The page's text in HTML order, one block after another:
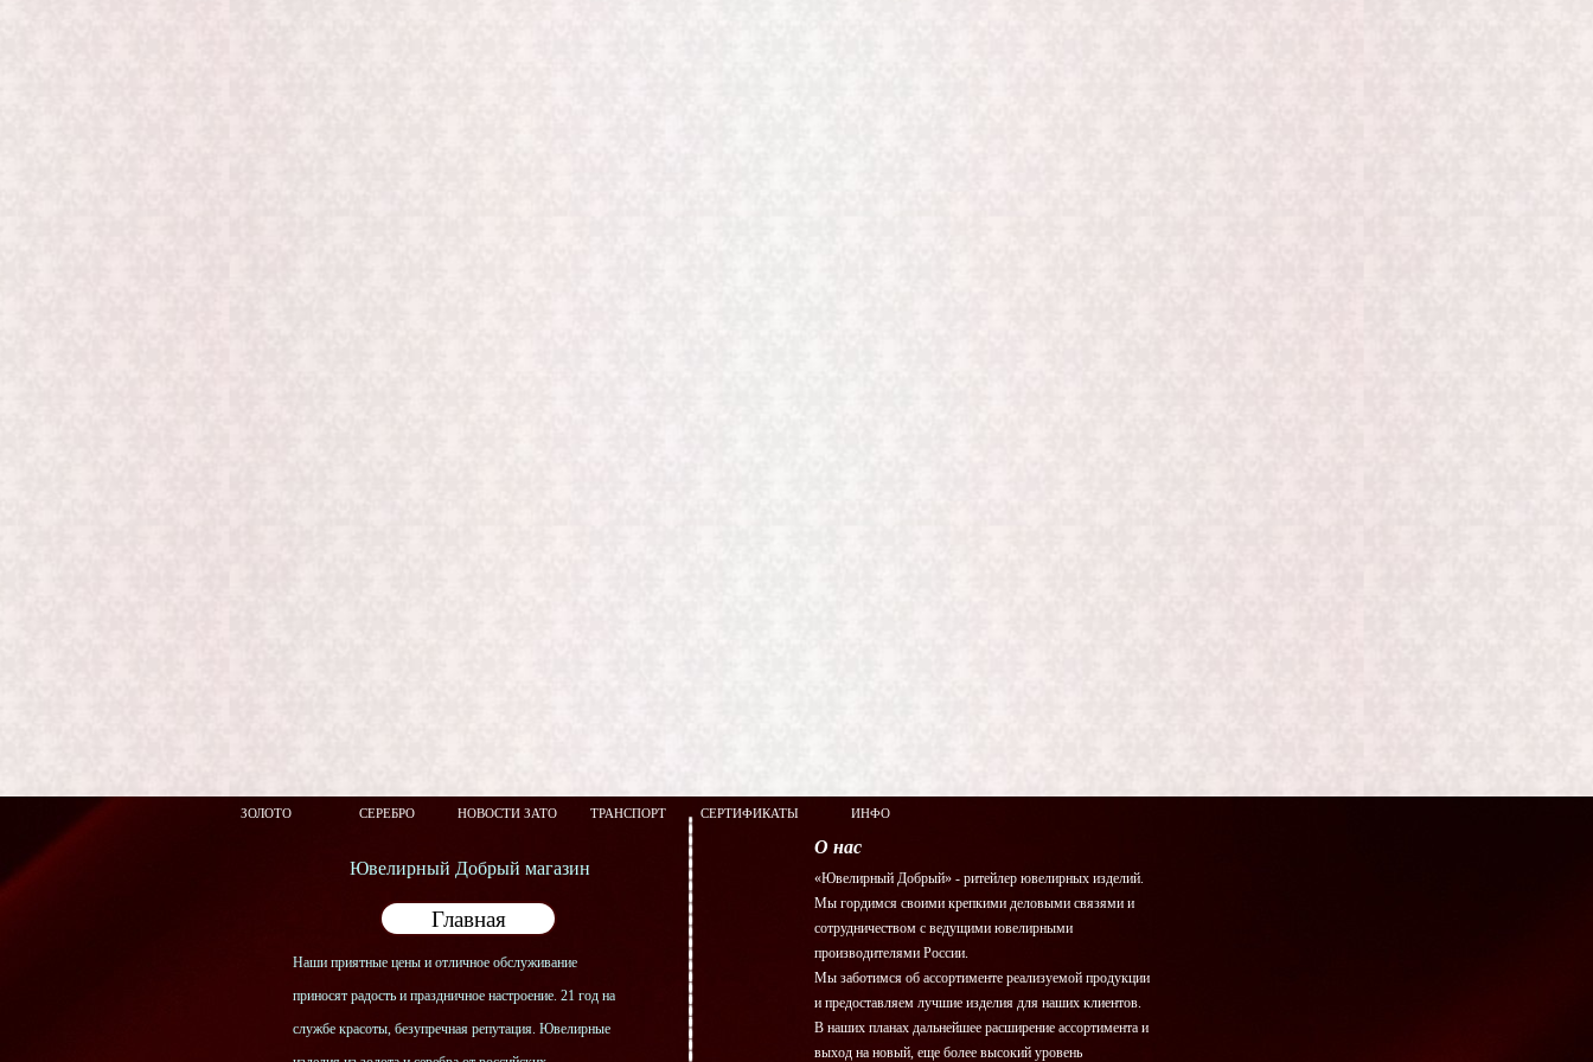
Ювелирный Добрый магазин
О нас
«Ювелирный Добрый» - ритейлер ювелирных изделий.
Мы гордимся своими крепкими деловыми связями и
сотрудничеством с ведущими ювелирными
производителями России.
Мы заботимся об ассортименте реализуемой продукции
и предоставляем лучшие изделия для наших клиентов.
В наших планах дальнейшее расширение ассортимента и
выход на новый, еще более высокий уровень
Главная
ЗОЛОТО СЕРЕБРО НОВОСТИ ЗАТО ТРАНСПОРТ СЕРТИФИКАТЫ ИНФО
Наши приятные цены и отличное обслуживание
приносят радость и праздничное настроение. 21 год на
службе красоты, безупречная репутация. Ювелирные